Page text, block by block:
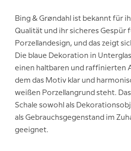
Bing & Grøndahl ist bekannt für
Qualität und ihr sicheres Gespür
Porzellandesign, und das zeigt
Die blaue Dekoration in
einen haltbaren und raffinierten
dem das Motiv klar und
weißen Porzellangrund steht.
Schale sowohl als
als Gebrauchsgegenstand im
geeignet.